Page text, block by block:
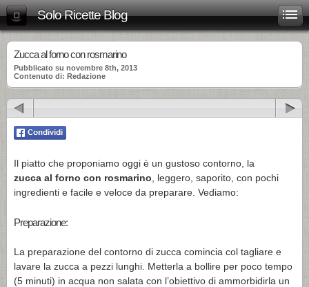
Solo Ricette Blog
Zucca al forno con rosmarino
Pubblicato su novembre 8th, 2013
Contenuto di: Redazione
Il piatto che proponiamo oggi è un gustoso contorno, la
zucca al forno con rosmarino , leggero, saporito, con pochi
ingredienti e facile e veloce da preparare. Vediamo:
Preparazione:
La preparazione del contorno di zucca comincia col tagliare e
lavare la zucca a pezzi lunghi. Metterla a bollire per poco tempo
(5 minuti) in acqua non salata con l’obiettivo di ammorbidirla un